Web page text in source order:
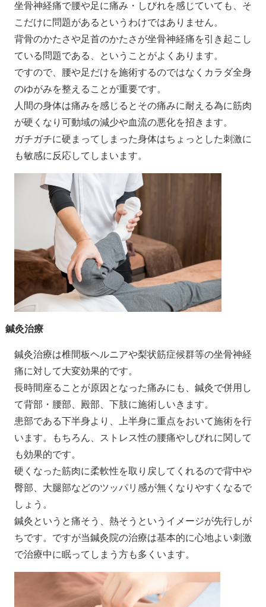
坐骨神経痛で腰や足に痛み・しびれを感じていても、そ
こだけに問題があるというわけではありません。
背骨のかたさや足首のかたさが坐骨神経痛を引き起こし
ている問題である、ということがよくあります。
ですので、腰や足だけを施術するのではなくカラダ全身
のゆがみを整えることが重要です。
人間の身体は痛みを感じるとその痛みに耐える為に筋肉
が硬くなり可動域の減少や血流の悪化を招きます。
ガチガチに硬まってしまった身体はちょっとした刺激に
も敏感に反応してしまいます。
鍼灸治療
鍼灸治療は椎間板ヘルニアや梨状筋症候群等の坐骨神経
痛に対して大変効果的です。
長時間座ることが原因となった痛みにも、鍼灸で併用し
て背部・腰部、殿部、下肢に施術しいきます。
患部である下半身より、上半身に重点をおいて施術を行
います。もちろん、ストレス性の腰痛やしびれに関して
も効果的です。
硬くなった筋肉に柔軟性を取り戻してくれるので背中や
臀部、大腿部などのツッパリ感が無くなりやすくなるで
しょう。
鍼灸というと痛そう、熱そうというイメージが先行しが
ちです。ですが当鍼灸院の治療は基本的に心地よい刺激
で治療中に眠ってしまう方も多くいます。